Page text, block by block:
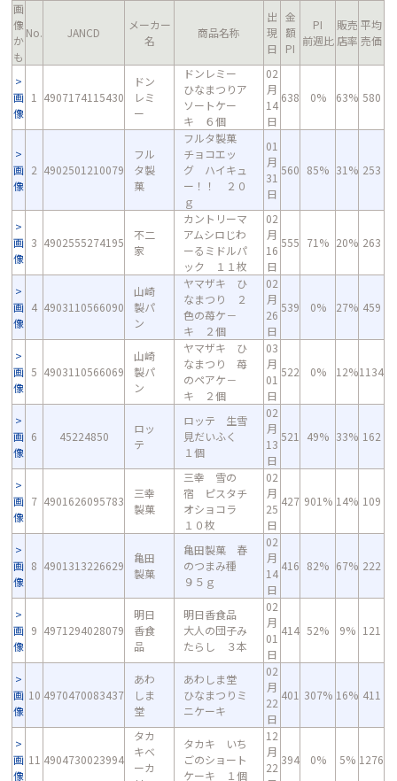
画
像
か
も
No. JANCD
メーカー
名
商品名称
出
現
日
金
額
PI
PI
前週比
販売
店率
平均
売価
画
像
1 4907174115430
ドン
レミ
ー
ドンレミー
ひなまつりア
ソートケー
キ ６個
02
月
14
日
638 0% 63% 580
画
像
2 4902501210079
フル
タ製
菓
フルタ製菓
チョコエッ
グ ハイキュ
ー！！ ２０
ｇ
01
月
31
日
560 85% 31% 253
画
像
3 4902555274195
不二
家
カントリーマ
アムシロじわ
ーるミドルパ
ック １１枚
02
月
16
日
555 71% 20% 263
画
像
4 4903110566090
山崎
製パ
ン
ヤマザキ ひ
なまつり ２
色の苺ケ－
キ ２個
02
月
26
日
539 0% 27% 459
画
像
5 4903110566069
山崎
製パ
ン
ヤマザキ ひ
なまつり 苺
のペアケ－
キ ２個
03
月
01
日
522 0% 12%1134
画
像
6 45224850
ロッ
テ
ロッテ 生雪
見だいふく
１個
02
月
13
日
521 49% 33% 162
画
像
7 4901626095783
三幸
製菓
三幸 雪の
宿 ピスタチ
オショコラ
１０枚
02
月
25
日
427 901% 14% 109
画
像
8 4901313226629
亀田
製菓
亀田製菓 春
のつまみ種
９５ｇ
02
月
14
日
416 82% 67% 222
画
像
9 4971294028079
明日
香食
品
明日香食品
大人の団子み
たらし ３本
02
月
01
日
414 52% 9% 121
画
像
10 4970470083437
あわ
しま
堂
あわしま堂
ひなまつりミ
ニケーキ
02
月
22
日
401 307% 16% 411
画
像
11 4904730023994
タカ
キベ
ーカ
タカキ いち
ごのショート
ケーキ １個
12
月
22
394 0% 5% 1276